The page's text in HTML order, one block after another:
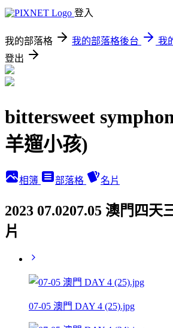
登入
我的部落格 我的部落格後台
我
登出
bittersweet
羊遛小孩)
相簿 部落格 名片
2023 07.0207.05 澳門四天
片
07-05 澳門 DAY 4 (25).jpg